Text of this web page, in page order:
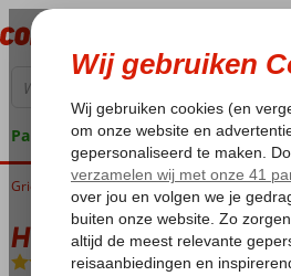
Pakketgarantie
Home
Griekenland Zakynthos Agios Sostis
Helena Appartementen
Logies-Appartement